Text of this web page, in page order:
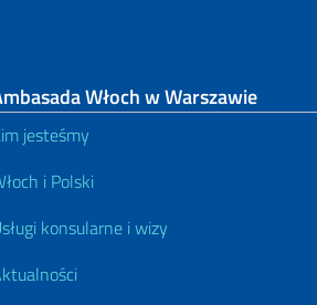
Włoch w Warszawie
jesteśmy
i Polski
konsularne i wizy